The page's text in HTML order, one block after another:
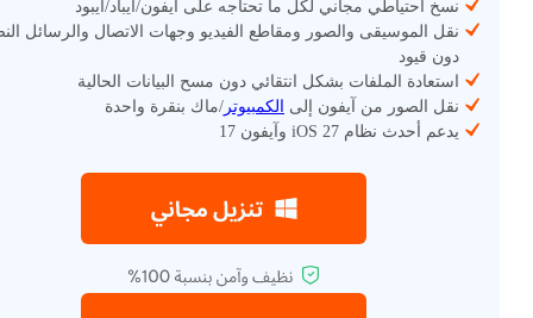
نسخ احتياطي مجاني لكل ما تحتاجه على آيفون/آيباد/آيبود
نقل الموسيقى والصور ومقاطع الفيديو وجهات الاتصال والرسائل
دون قيود
استعادة الملفات بشكل انتقائي دون مسح البيانات الحالية
نقل الصور من آيفون إلى
الكمبيوتر /ماك بنقرة واحدة
يدعم أحدث نظام iOS 27 وآيفون 17